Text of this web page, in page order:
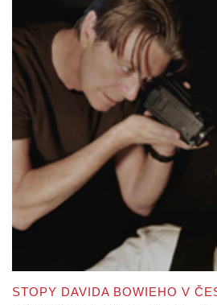
STOPY DAVIDA BOWIEHO V